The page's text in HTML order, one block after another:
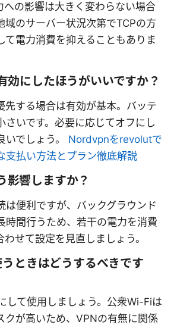
への影響は大きく変わらない場合
域のサーバー状況次第でTCPの方
て電力消費を抑えることもありま
にしたほうがいいですか？
先する場合は有効が基本。バッテ
さいです。必要に応じてオフにし
いでしょう。 Nordvpnをrevolutで
支払い方法とプラン徹底解説
影響しますか？
は便利ですが、バックグラウンド
時間行うため、若干の電力を消費
わせて設定を見直しましょう。
ときはどうするべきです
して使用しましょう。公衆Wi-Fiは
クが高いため、VPNの有無に関係